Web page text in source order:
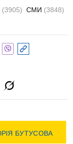
(3905) СМИ (3848)